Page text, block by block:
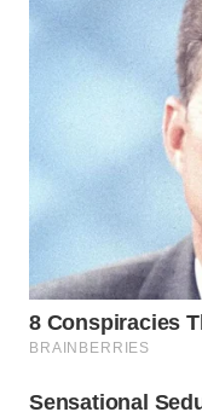
WAHANANEWS
WAHANANEWS
CO ID
NET
WAHANA
SPORT